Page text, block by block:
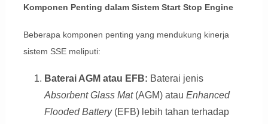
Komponen Penting dalam Sistem Start Stop Engine
Beberapa komponen penting yang mendukung kinerja
sistem SSE meliputi:
Baterai AGM atau EFB: Baterai jenis
Absorbent Glass Mat(AGM) atau Enhanced
Flooded Battery(EFB) lebih tahan terhadap